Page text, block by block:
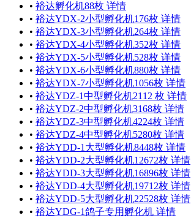
• 裕达孵化机88枚 详情
• 裕达YDX-2小型孵化机176枚 详情
• 裕达YDX-3小型孵化机264枚 详情
• 裕达YDX-4小型孵化机352枚 详情
• 裕达YDX-5小型孵化机528枚 详情
• 裕达YDX-6小型孵化机880枚 详情
• 裕达YDX-7小型孵化机1056枚 详情
• 裕达YDZ-1中型孵化机2112 枚 详情
• 裕达YDZ-2中型孵化机3168枚 详情
• 裕达YDZ-3中型孵化机4224枚 详情
• 裕达YDZ-4中型孵化机5280枚 详情
• 裕达YDD-1大型孵化机8448枚 详情
• 裕达YDD-2大型孵化机12672枚 详情
• 裕达YDD-3大型孵化机16896枚 详情
• 裕达YDD-4大型孵化机19712枚 详情
• 裕达YDD-5大型孵化机22528枚 详情
• 裕达YDG-1鸽子专用孵化机 详情